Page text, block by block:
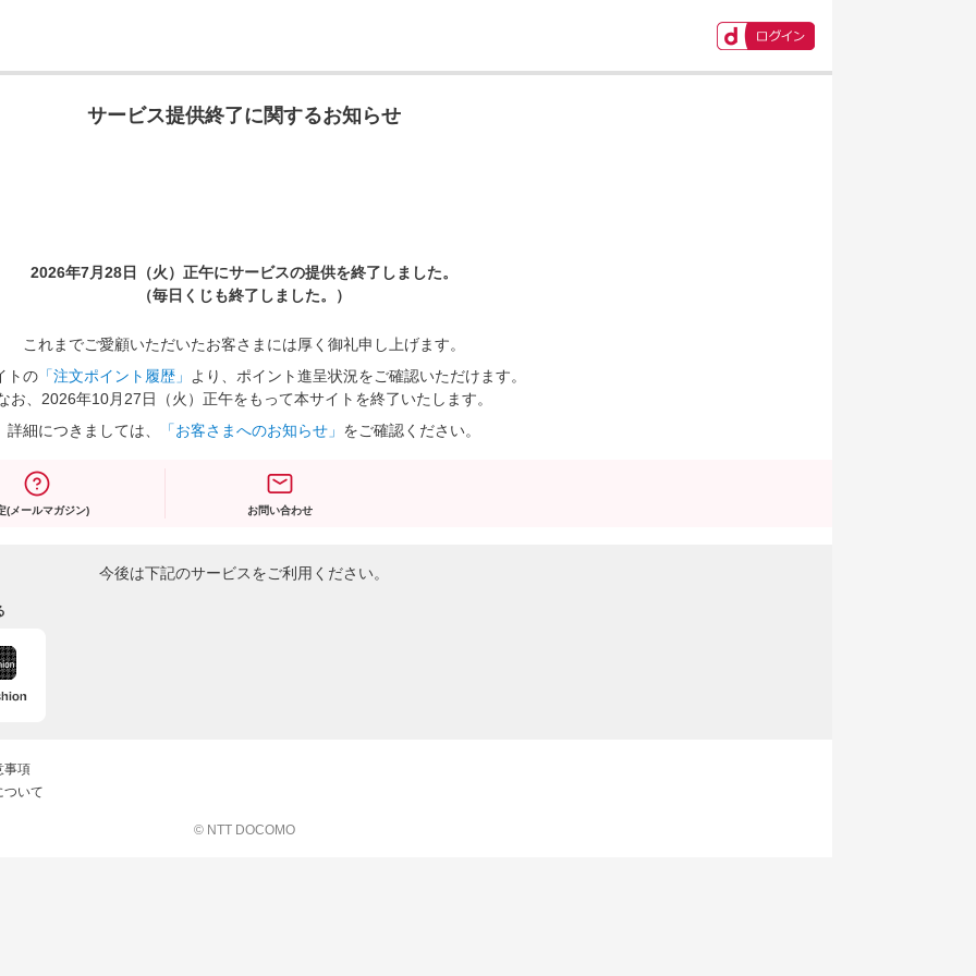
サービス提供終了に関するお知らせ
2026年7月28日（火）正午にサービスの提供を終了しました。
（毎日くじも終了しました。）
これまでご愛顧いただいたお客さまには厚く御礼申し上げます。
トの 「注文ポイント履歴」
より、ポイント進呈状況をご確認いただけます。
お、2026年10月27日（火）正午をもって本サイトを終了いたします。
詳細につきましては、
「お客さまへのお知らせ」 をご確認ください。
(メールマガジン) お問い合わせ
今後は下記のサービスをご利用ください。
事項
ついて
© NTT DOCOMO